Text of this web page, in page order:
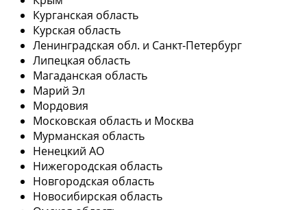
Курганская область
Курская область
Ленинградская обл. и Санкт-Петербург
Липецкая область
Магаданская область
Марий Эл
Мордовия
Московская область и Москва
Мурманская область
Ненецкий АО
Нижегородская область
Новгородская область
Новосибирская область